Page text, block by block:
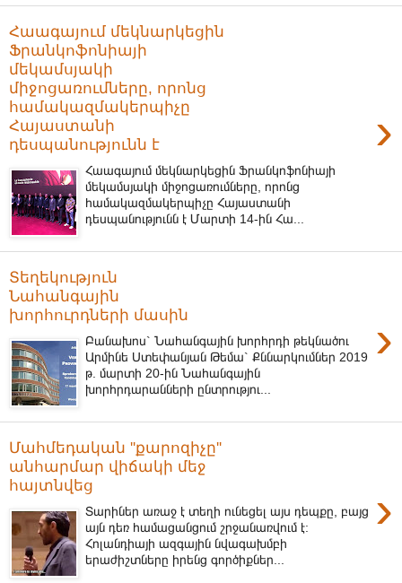
Հաագայում մեկնարկեցին
Ֆրանկոֆոնիայի
մեկամսյակի
միջոցառումները, որոնց
համակազմակերպիչը
Հայաստանի
դեսպանությունն է
›
Հաագայում մեկնարկեցին Ֆրանկոֆոնիայի
մեկամսյակի միջոցառումները, որոնց
համակազմակերպիչը Հայաստանի
դեսպանությունն է Մարտի 14-ին Հա...
Տեղեկություն
Նահանգային
խորհուրդների մասին
›
Բանախոս` Նահանգային խորհրդի թեկնածու
Արմինե Ստեփանյան Թեմա` Քննարկումներ 2019
թ. մարտի 20-ին Նահանգային
խորհրդարանների ընտրությու...
Մահմեդական ''քարոզիչը''
անհարմար վիճակի մեջ
հայտնվեց
›
Տարիներ առաջ է տեղի ունեցել այս դեպքը, բայց
այն դեռ համացանցում շրջանառվում է:
Հոլանդիայի ազգային նվագախմբի
երաժիշտները իրենց գործիքներ...